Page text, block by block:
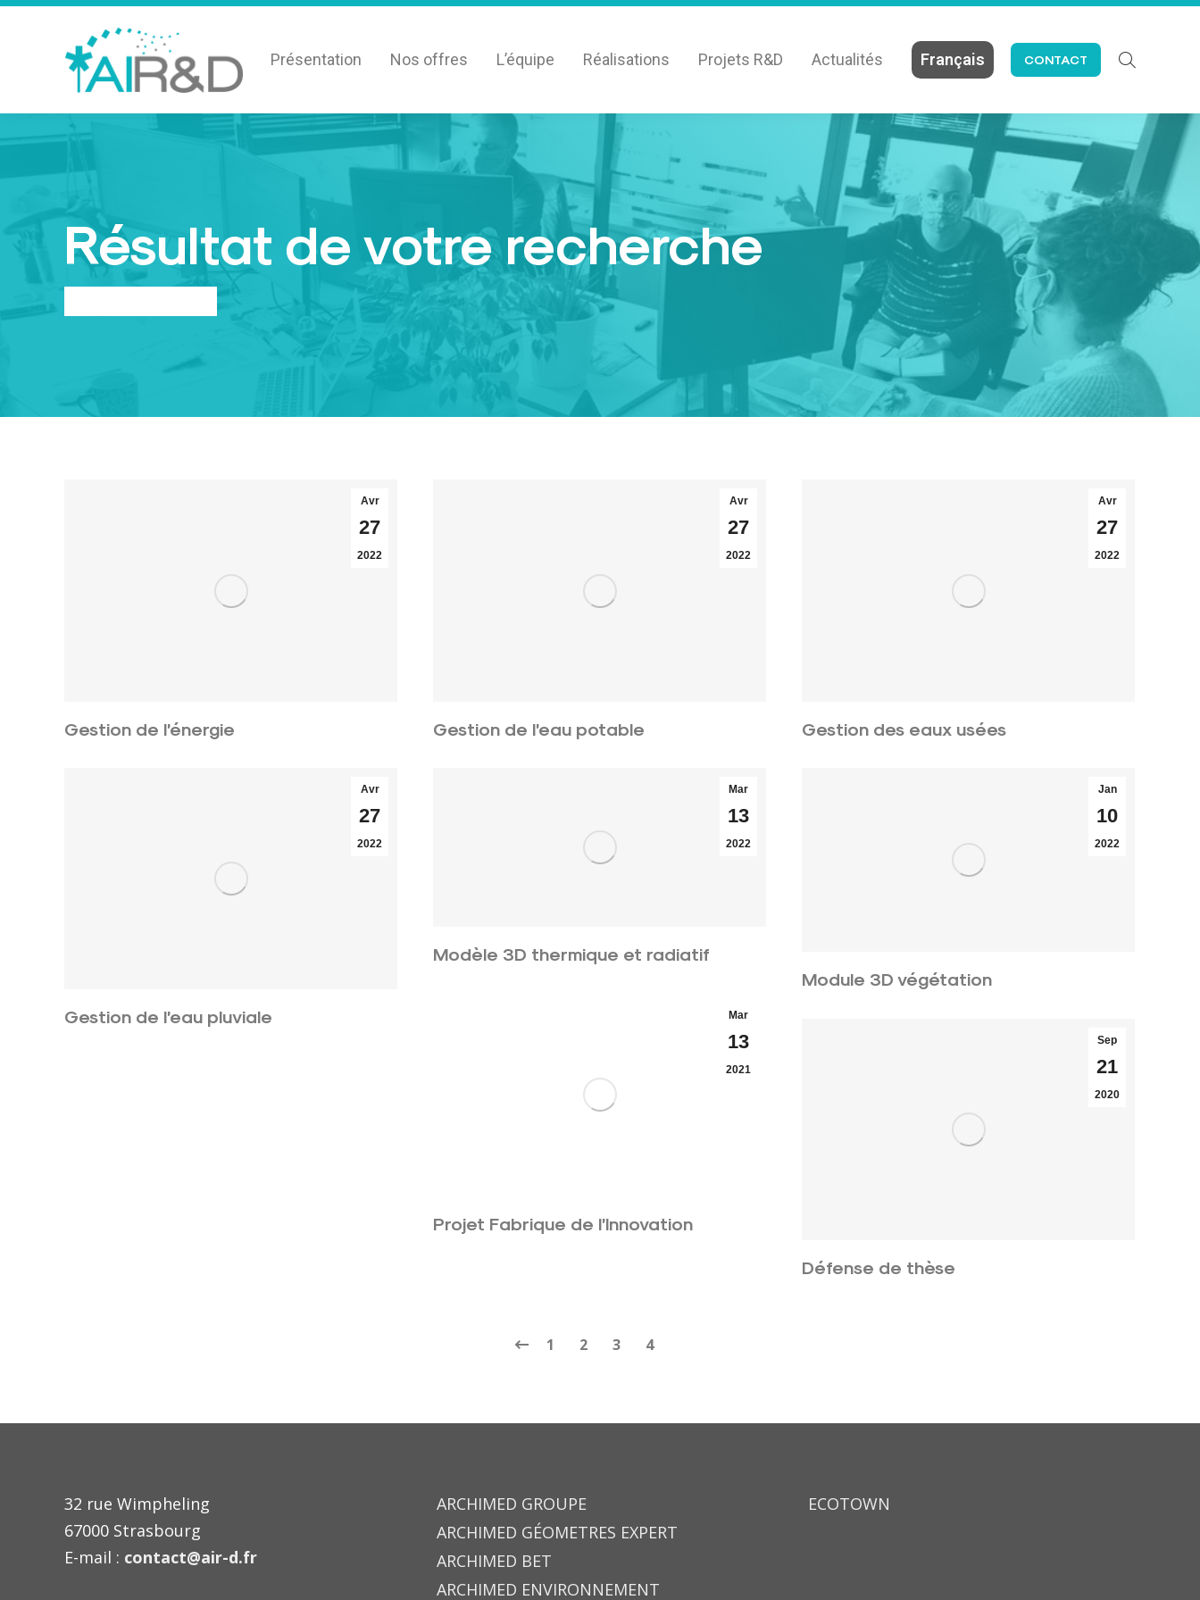
Présentation Nos offres L’équipe Réalisations Projets R&D Actualités Français CONTACT Search:
Résultat de votre recherche
Vous êtes ici :
Avr
27
2022
Gestion de l’énergie
Avr
27
2022
Gestion de l’eau potable
Avr
27
2022
Gestion des eaux usées
Avr
27
2022
Gestion de l’eau pluviale
Mar
13
2022
Modèle 3D thermique et radiatif
Jan
10
2022
Module 3D végétation
Mar
13
2021
Projet Fabrique de l’Innovation
Sep
21
2020
Défense de thèse
1 2 3 4
32 rue Wimpheling
67000 Strasbourg
E-mail : contact@air-d.fr
ARCHIMED GROUPE
ARCHIMED GÉOMETRES EXPERT
ARCHIMED BET
ARCHIMED ENVIRONNEMENT
ECOTOWN